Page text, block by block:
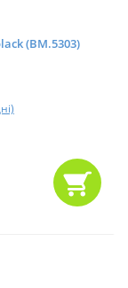
(BM.5303)